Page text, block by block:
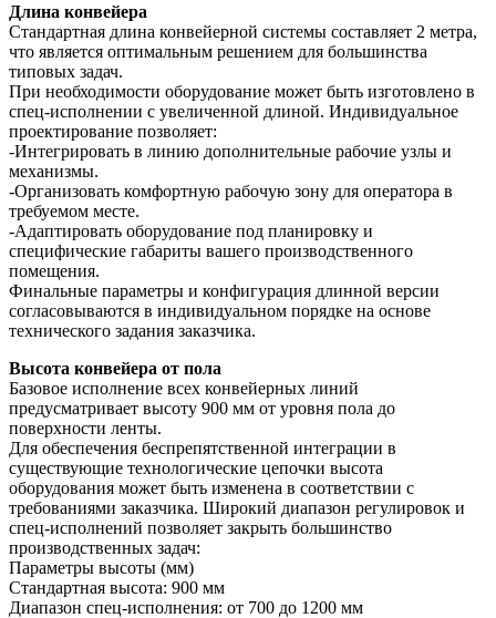
Длина конвейера
Стандартная длина конвейерной системы составляет 2 метра,
что является оптимальным решением для большинства
типовых задач.
При необходимости оборудование может быть изготовлено в
спец-исполнении с увеличенной длиной. Индивидуальное
проектирование позволяет:
-Интегрировать в линию дополнительные рабочие узлы и
механизмы.
-Организовать комфортную рабочую зону для оператора в
требуемом месте.
-Адаптировать оборудование под планировку и
специфические габариты вашего производственного
помещения.
Финальные параметры и конфигурация длинной версии
согласовываются в индивидуальном порядке на основе
технического задания заказчика.
Высота конвейера от пола
Базовое исполнение всех конвейерных линий
предусматривает высоту 900 мм от уровня пола до
поверхности ленты.
Для обеспечения беспрепятственной интеграции в
существующие технологические цепочки высота
оборудования может быть изменена в соответствии с
требованиями заказчика. Широкий диапазон регулировок и
спец-исполнений позволяет закрыть большинство
производственных задач:
Параметры высоты (мм)
Стандартная высота: 900 мм
Диапазон спец-исполнения: от 700 до 1200 мм